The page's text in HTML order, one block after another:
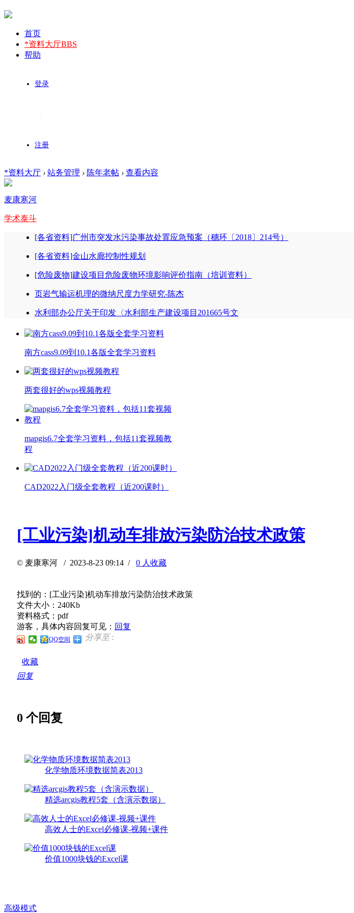
首页
*资料大厅BBS
帮助
登录
注册
*资料大厅 › 站务管理 › 陈年老帖 › 查看内容
麦康寒河
学术泰斗
[各省资料]广州市突发水污染事故处置应急预案（穗环〔2018〕214号）
[各省资料]金山水廊控制性规划
[危险废物]建设项目危险废物环境影响评价指南（培训资料）
页岩气输运机理的微纳尺度力学研究-陈杰
水利部办公厅关于印发〈水利部生产建设项目201665号文
南方cass9.09到10.1各版全套学习资料
两套很好的wps视频教程
mapgis6.7全套学习资料，包括11套视频教
程
CAD2022入门级全套教程（近200课时）
[工业污染]机动车排放污染防治技术政策
© 麦康寒河 / 2023-8-23 09:14 / 0 人收藏
找到的：[工业污染]机动车排放污染防治技术政策
文件大小：240Kb
资料格式：pdf
游客，具体内容回复可见： 回复
分享至 :
QQ空间
收藏
回复
0 个回复
化学物质环境数据简表2013
精选arcgis教程5套（含演示数据）
高效人士的Excel必修课-视频+课件
价值1000块钱的Excel课
高级模式